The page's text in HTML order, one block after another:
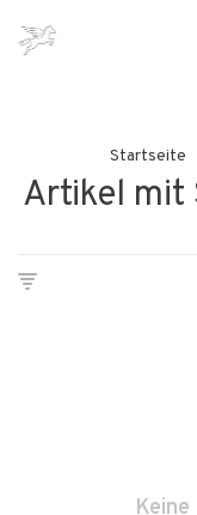
Startseite
Artikel mit